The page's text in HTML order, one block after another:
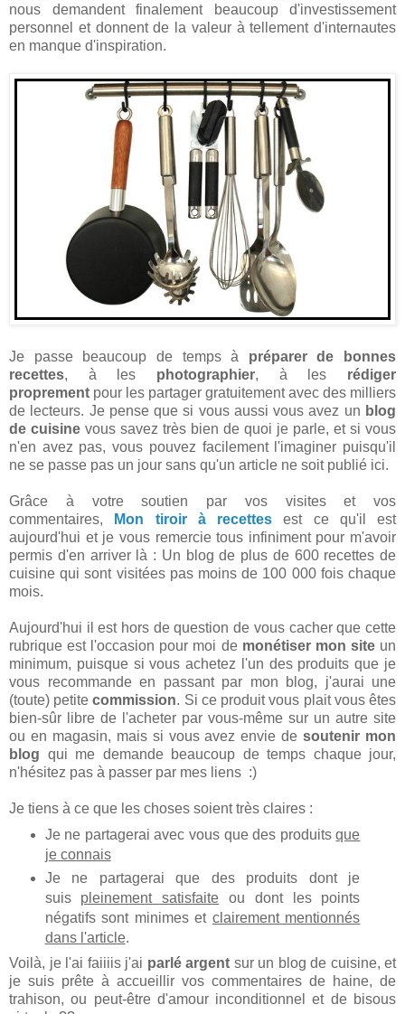
nous demandent finalement beaucoup d'investissement
personnel et donnent de la valeur à tellement d'internautes
en manque d'inspiration.
Je passe beaucoup de temps à préparer de bonnes
recettes, à les photographier, à les rédiger
proprement pour les partager gratuitement avec des milliers
de lecteurs. Je pense que si vous aussi vous avez un blog
de cuisine vous savez très bien de quoi je parle, et si vous
n'en avez pas, vous pouvez facilement l'imaginer puisqu'il
ne se passe pas un jour sans qu'un article ne soit publié ici.
Grâce à votre soutien par vos visites et vos
commentaires,
Mon tiroir à recettes est ce qu'il est
aujourd'hui et je vous remercie tous infiniment pour m'avoir
permis d'en arriver là : Un blog de plus de 600 recettes de
cuisine qui sont visitées pas moins de 100 000 fois chaque
mois.
Aujourd'hui il est hors de question de vous cacher que cette
rubrique est l'occasion pour moi de monétiser mon siteun
minimum, puisque si vous achetez l'un des produits que je
vous recommande en passant par mon blog, j'aurai une
(toute) petitecommission. Si ce produit vous plait vous êtes
bien-sûr libre de l'acheter par vous-même sur un autre site
ou en magasin, mais si vous avez envie desoutenir mon
blog qui me demande beaucoup de temps chaque jour,
n'hésitez pas à passer par mes liens :)
Je tiens à ce que les choses soient très claires :
Je ne partagerai avec vous que des produitsque
je connais
Je ne partagerai que des produits dont je
suis pleinement satisfaite ou dont les points
négatifs sont minimes et clairement mentionnés
dans l'article.
Voilà, je l'ai faiiiis j'ai parlé argent sur un blog de cuisine, et
je suis prête à accueillir vos commentaires de haine, de
trahison, ou peut-être d'amour inconditionnel et de bisous